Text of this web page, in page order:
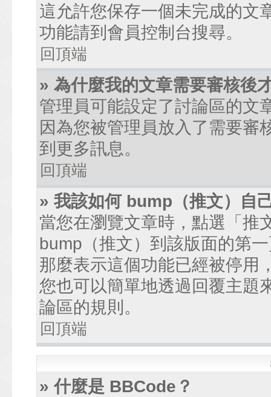
這允許您保存一個未完成的文
功能請到會員控制台搜尋。
回頂端
» 為什麼我的文章需要審核後
管理員可能設定了討論區的文
因為您被管理員放入了需要審
到更多訊息。
回頂端
» 我該如何 bump（推文）自
當您在瀏覽文章時，點選「推
bump（推文）到該版面的第
那麼表示這個功能已經被停用
您也可以簡單地透過回覆主題
論區的規則。
回頂端
» 什麼是 BBCode？